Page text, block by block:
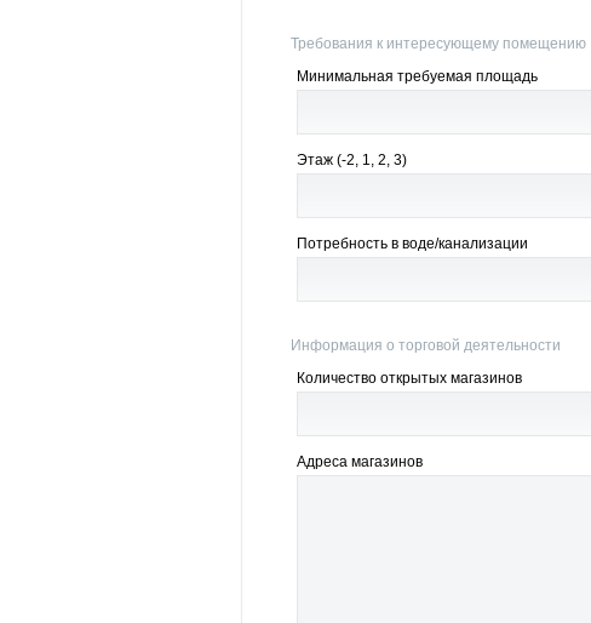
Требования к интересующему помещению
Минимальная требуемая площадь
Этаж (-2, 1, 2, 3)
Потребность в воде/канализации
Информация о торговой деятельности
Количество открытых магазинов
Адреса магазинов